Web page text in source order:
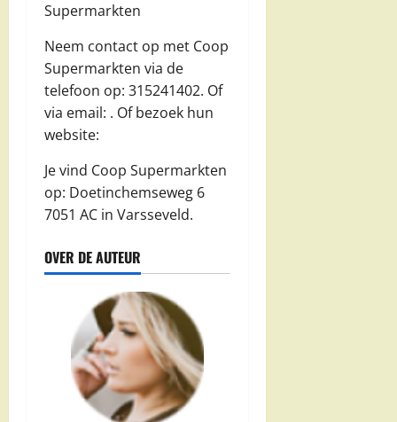
Supermarkten
Neem contact op met Coop
Supermarkten via de
telefoon op: 315241402. Of
via email: . Of bezoek hun
website:
Je vind Coop Supermarkten
op: Doetinchemseweg 6
7051 AC in Varsseveld.
OVER DE AUTEUR